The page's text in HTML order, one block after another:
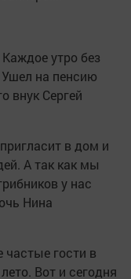
утро без
Ушел на пенсию
внук Сергей
в дом и
А так как мы
у нас
Нина
частые гости в
Вот и сегодня